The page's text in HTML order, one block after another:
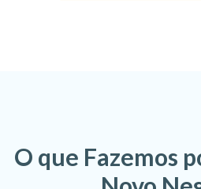
O que Fazemos